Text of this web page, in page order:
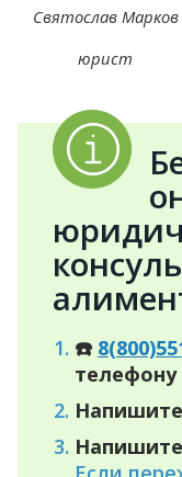
Святослав Марков
юрист
☎️
телефону